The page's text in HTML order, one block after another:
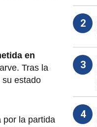
en
Tras la
su estado
por la partida
2
3
4